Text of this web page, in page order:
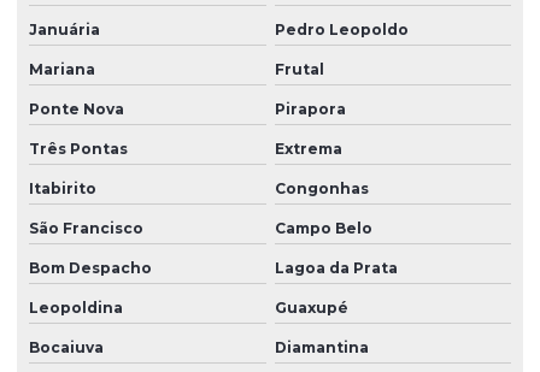
Januária Pedro Leopoldo
Mariana Frutal
Ponte Nova Pirapora
Três Pontas Extrema
Itabirito Congonhas
São Francisco Campo Belo
Bom Despacho Lagoa da Prata
Leopoldina Guaxupé
Bocaiuva Diamantina